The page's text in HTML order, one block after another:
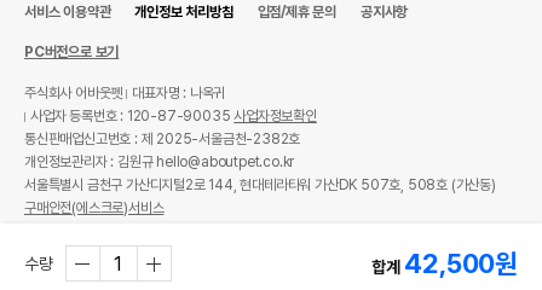
수량 합계 42,500원
서비스 이용약관 개인정보 처리방침 입점/제휴 문의 공지사항
PC버전으로 보기
주식회사 어바웃펫
대표자명 : 나옥귀
사업자 등록번호 : 120-87-90035사업자정보확인
통신판매업신고번호 : 제 2025-서울금천-2382호
개인정보관리자 : 김원규 hello@aboutpet.co.kr
서울특별시 금천구 가산디지털2로 144, 현대테라타워 가산DK 507호, 508호 (가산동)
구매안전(에스크로)서비스